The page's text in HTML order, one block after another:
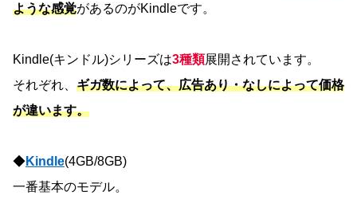
ような感覚があるのがKindleです。
Kindle(キンドル)シリーズは3種類展開されています。
それぞれ、 ギガ数によって、広告あり・なしによって価格
が違います。
◆Kindle(4GB/8GB)
一番基本のモデル。